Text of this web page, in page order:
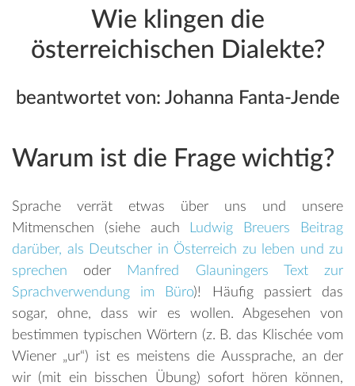
Wie klingen die
österreichischen Dialekte?
beantwortet von: Johanna Fanta-Jende
Warum ist die Frage wichtig?
Sprache verrät etwas über uns und unsere
Mitmenschen (siehe auch
Ludwig Breuers Beitrag
darüber, als Deutscher in Österreich zu leben und zu
sprechen oder Manfred Glauningers Text zur
Sprachverwendung im Büro)! Häufig passiert das
sogar, ohne, dass wir es wollen. Abgesehen von
bestimmen typischen Wörtern (z. B. das Klischée vom
Wiener „ur“) ist es meistens die Aussprache, an der
wir (mit ein bisschen Übung) sofort hören können,